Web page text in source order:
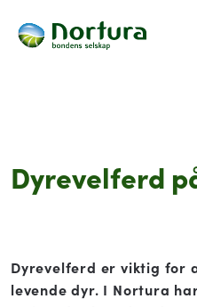
Dyrevelferd
Dyrevelferd er viktig for
levende dyr. I Nortura